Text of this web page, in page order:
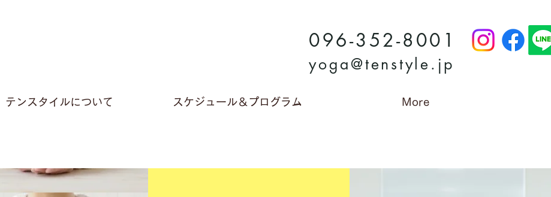
096-352-8001
yoga@tenstyle.jp
テンスタイルについて スケジュール＆プログラム More